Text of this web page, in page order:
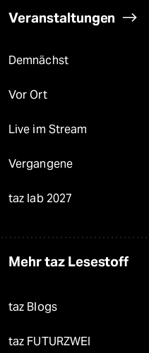
Veranstaltungen
Demnächst
Vor Ort
Live im Stream
Vergangene
taz lab 2027
Mehr taz Lesestoff
taz Blogs
taz FUTURZWEI